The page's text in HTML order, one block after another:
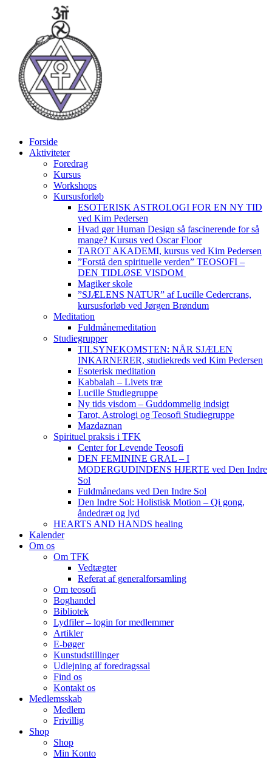
Forside
Aktiviteter
Foredrag
Kursus
Workshops
Kursusforløb
ESOTERISK ASTROLOGI FOR EN NY TID
ved Kim Pedersen
Hvad gør Human Design så fascinerende for så
mange? Kursus ved Oscar Floor
TAROT AKADEMI, kursus ved Kim Pedersen
”Forstå den spirituelle verden” TEOSOFI –
DEN TIDLØSE VISDOM
Magiker skole
”SJÆLENS NATUR” af Lucille Cedercrans,
kursusforløb ved Jørgen Brøndum
Meditation
Fuldmånemeditation
Studiegrupper
TILSYNEKOMSTEN: NÅR SJÆLEN
INKARNERER, studiekreds ved Kim Pedersen
Esoterisk meditation
Kabbalah – Livets træ
Lucille Studiegruppe
Ny tids visdom – Guddommelig indsigt
Tarot, Astrologi og Teosofi Studiegruppe
Mazdaznan
Spirituel praksis i TFK
Center for Levende Teosofi
DEN FEMININE GRAL – I
MODERGUDINDENS HJERTE ved Den Indre
Sol
Fuldmånedans ved Den Indre Sol
Den Indre Sol: Holistisk Motion – Qi gong,
åndedræt og lyd
HEARTS AND HANDS healing
Kalender
Om os
Om TFK
Vedtægter
Referat af generalforsamling
Om teosofi
Boghandel
Bibliotek
Lydfiler – login for medlemmer
Artikler
E-bøger
Kunstudstillinger
Udlejning af foredragssal
Find os
Kontakt os
Medlemsskab
Medlem
Frivillig
Shop
Shop
Min Konto